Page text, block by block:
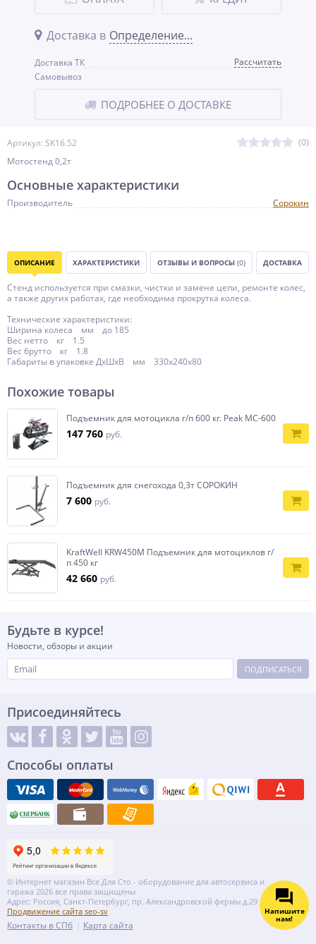
Артикул: SK16.52
(0)
Мотостенд 0,2т
Доставка в Определение...
Доставка ТК
Рассчитать
Самовывоз
ПОДРОБНЕЕ О ДОСТАВКЕ
Основные характеристики
Производитель Сорокин
ОПИСАНИЕ ХАРАКТЕРИСТИКИ ОТЗЫВЫ И ВОПРОСЫ (0) ДОСТАВКА
Стенд используется при смазки, чистки и замене цепи, ремонте колес,
а также других работах, где необходима прокрутка колеса.
Технические характеристики:
Ширина колеса мм до 185
Вес нетто кг 1.5
Вес брутто кг 1.8
Габариты в упаковке ДxШxВ мм 330х240х80
Похожие товары
Подъемник для мотоцикла г/п 600 кг. Peak MC-600
147 760 руб.
Подъемник для снегохода 0,3т СОРОКИН
7 600 руб.
KraftWell KRW450M Подъемник для мотоциклов г/
п 450 кг
42 660 руб.
Будьте в курсе!
Новости, обзоры и акции
ПОДПИСАТЬСЯ
Присоединяйтесь
Способы оплаты
© Интернет магазин Все Для Сто - оборудование для автосервиса и
гаража 2026 все права защищены
Адрес: Россия, Санкт-Петербург, пр. Александровской фермы д.29 литер ВГ
Продвижение сайта seo-sv
Контакты в СПб Карта сайта
Напишите
нам!